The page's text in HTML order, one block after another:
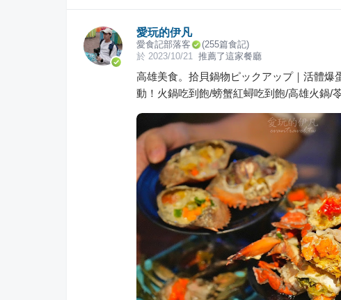
愛玩的伊凡
愛食記部落客 (255篇食記)
於 2023/10/21 推薦了這家餐廳
高雄美食。拾貝鍋物ピックアップ｜活體
動！火鍋吃到飽/螃蟹紅蟳吃到飽/高雄火鍋/